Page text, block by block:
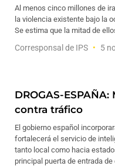
Al menos cinco millones de
la violencia existente bajo la
Se estima que la mitad de
Corresponsal de IPS 5
DROGAS-
contra tráfico
El gobierno español
fortalecerá el servicio de
tanto local como hacia
principal puerta de entrada